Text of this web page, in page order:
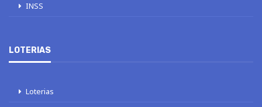
INSS
LOTERIAS
Loterias